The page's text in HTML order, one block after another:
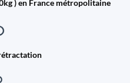
) en France métropolitaine